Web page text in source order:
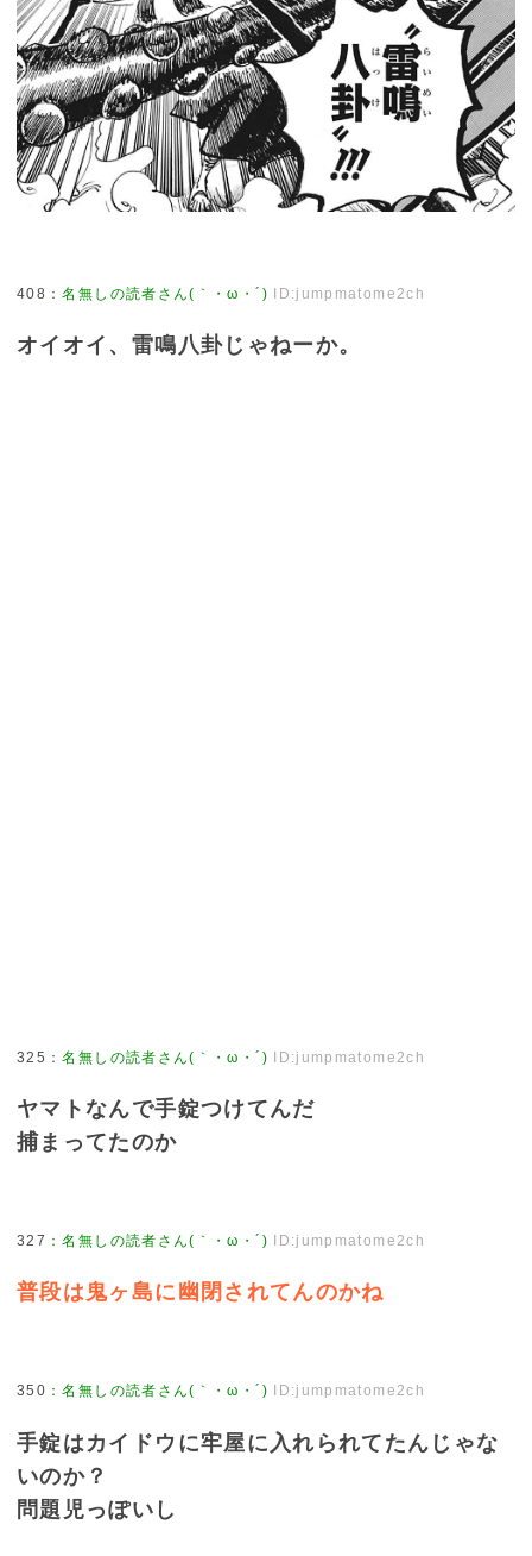
408 ：名無しの読者さん(｀・ω・´) ID:jumpmatome2ch
オイオイ、雷鳴八卦じゃねーか。
325 ：名無しの読者さん(｀・ω・´) ID:jumpmatome2ch
ヤマトなんで手錠つけてんだ
捕まってたのか
327 ：名無しの読者さん(｀・ω・´) ID:jumpmatome2ch
普段は鬼ヶ島に幽閉されてんのかね
350 ：名無しの読者さん(｀・ω・´) ID:jumpmatome2ch
手錠はカイドウに牢屋に入れられてたんじゃな
いのか？
問題児っぽいし